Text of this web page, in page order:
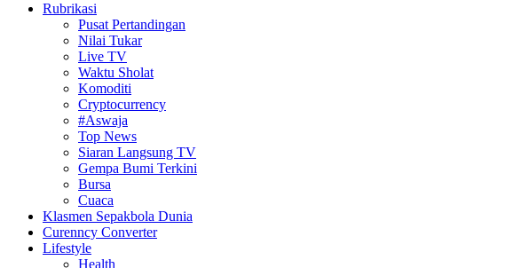
Rubrikasi
Pusat Pertandingan
Nilai Tukar
Live TV
Waktu Sholat
Komoditi
Cryptocurrency
#Aswaja
Top News
Siaran Langsung TV
Gempa Bumi Terkini
Bursa
Cuaca
Klasmen Sepakbola Dunia
Curenncy Converter
Lifestyle
Health